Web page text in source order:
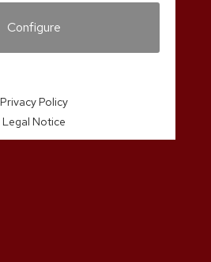
Configure
Privacy Policy
Legal Notice